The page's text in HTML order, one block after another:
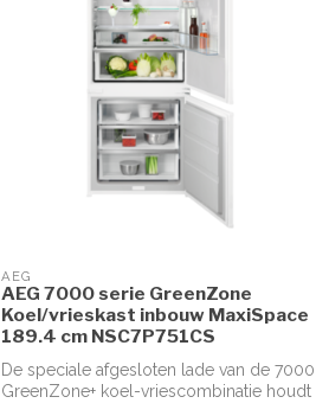
AEG
AEG 7000 serie GreenZone
Koel/vrieskast inbouw MaxiSpace
189.4 cm NSC7P751CS
De speciale afgesloten lade van de 7000
GreenZone+ koel-vriescombinatie houdt